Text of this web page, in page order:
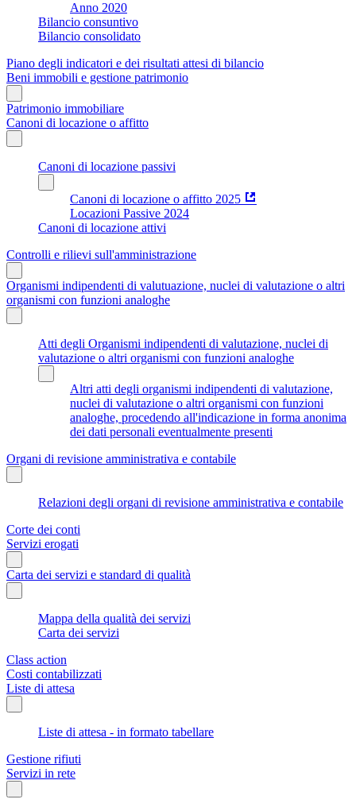
Anno 2020
Bilancio consuntivo
Bilancio consolidato
Piano degli indicatori e dei risultati attesi di bilancio
Beni immobili e gestione patrimonio
Patrimonio immobiliare
Canoni di locazione o affitto
Canoni di locazione passivi
Canoni di locazione o affitto 2025
Locazioni Passive 2024
Canoni di locazione attivi
Controlli e rilievi sull'amministrazione
Organismi indipendenti di valutuazione, nuclei di valutazione o altri
organismi con funzioni analoghe
Atti degli Organismi indipendenti di valutazione, nuclei di
valutazione o altri organismi con funzioni analoghe
Altri atti degli organismi indipendenti di valutazione,
nuclei di valutazione o altri organismi con funzioni
analoghe, procedendo all'indicazione in forma anonima
dei dati personali eventualmente presenti
Organi di revisione amministrativa e contabile
Relazioni degli organi di revisione amministrativa e contabile
Corte dei conti
Servizi erogati
Carta dei servizi e standard di qualità
Mappa della qualità dei servizi
Carta dei servizi
Class action
Costi contabilizzati
Liste di attesa
Liste di attesa - in formato tabellare
Gestione rifiuti
Servizi in rete